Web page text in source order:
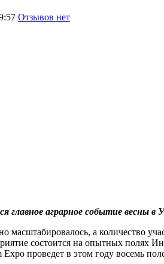
Отзывов нет
главное аграрное событие весны
а количество
состоится на опытных полях
проведет в этом году восемь